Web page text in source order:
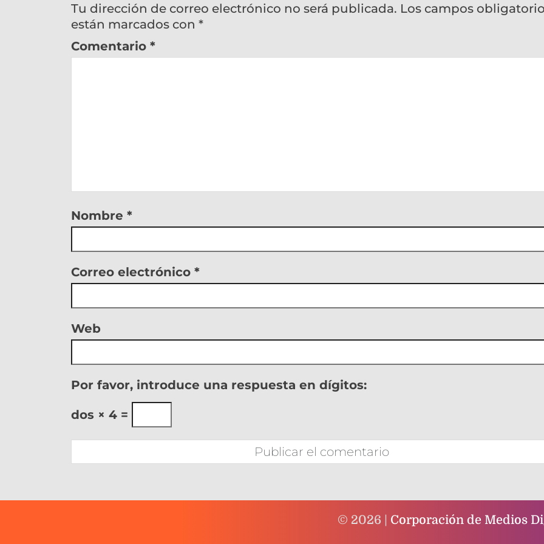
Tu dirección de correo electrónico no será publicada. Los campos
están marcados con *
Comentario *
Nombre *
Correo electrónico *
Web
Por favor, introduce una respuesta en dígitos:
dos × 4 =
© 2026 | Corporación de Medios